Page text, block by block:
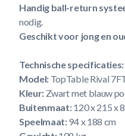
Handig ball-return
nodig.
Geschikt voor jong en
Technische specificaties:
Model: TopTable Rival
Kleur: Zwart met blauw
Buitenmaat:120 x 215 x
Speelmaat:94 x 188 cm